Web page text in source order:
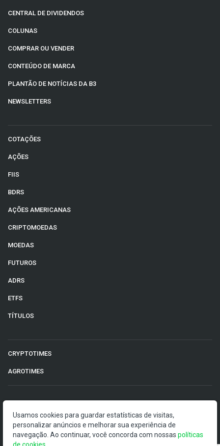
CENTRAL DE DIVIDENDOS
COLUNAS
COMPRAR OU VENDER
CONTEÚDO DE MARCA
PLANTÃO DE NOTÍCIAS DA B3
NEWSLETTERS
COTAÇÕES
AÇÕES
FIIS
BDRS
AÇÕES AMERICANAS
CRIPTOMOEDAS
MOEDAS
FUTUROS
ADRS
ETFS
TÍTULOS
CRYPTOTIMES
AGROTIMES
O Money Times publica matérias de cunho jornalístico, que
visam a democratização da informação. Nossas
Usamos cookies para guardar estatísticas de visitas,
personalizar anúncios e melhorar sua experiência de
navegação. Ao continuar, você concorda com nossas políticas